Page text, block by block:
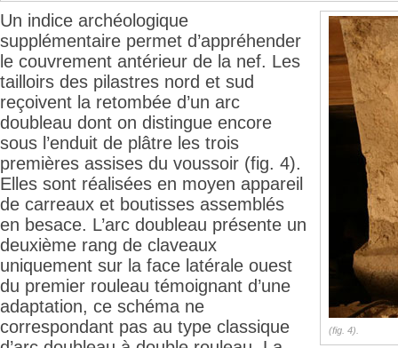
(fig. 4).
Un indice archéologique
supplémentaire permet d’appréhender
le couvrement antérieur de la nef. Les
tailloirs des pilastres nord et sud
reçoivent la retombée d’un arc
doubleau dont on distingue encore
sous l’enduit de plâtre les trois
premières assises du voussoir (fig. 4).
Elles sont réalisées en moyen appareil
de carreaux et boutisses assemblés
en besace. L’arc doubleau présente un
deuxième rang de claveaux
uniquement sur la face latérale ouest
du premier rouleau témoignant d’une
adaptation, ce schéma ne
correspondant pas au type classique